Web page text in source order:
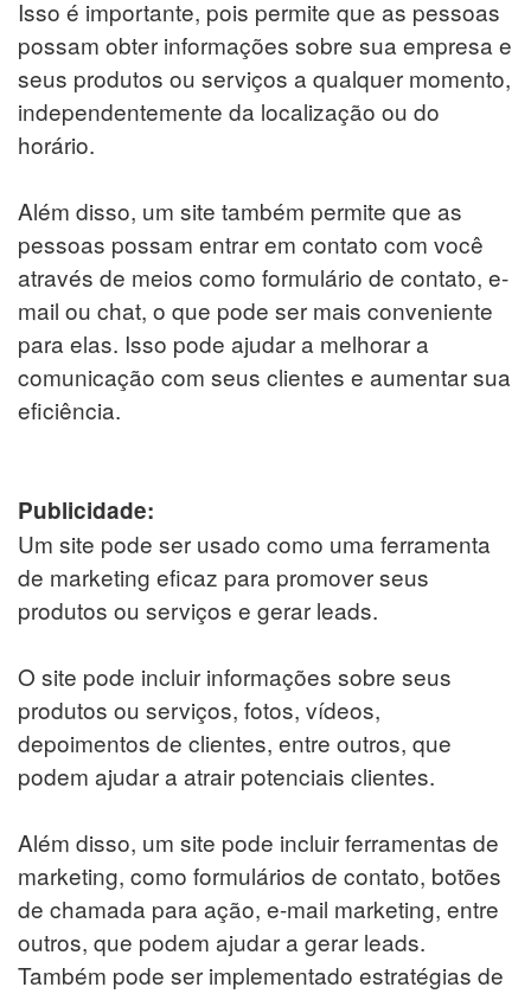
Isso é importante, pois permite que as pessoas
possam obter informações sobre sua empresa e
seus produtos ou serviços a qualquer momento,
independentemente da localização ou do
horário.
Além disso, um site também permite que as
pessoas possam entrar em contato com você
através de meios como formulário de contato, e-
mail ou chat, o que pode ser mais conveniente
para elas. Isso pode ajudar a melhorar a
comunicação com seus clientes e aumentar sua
eficiência.
Publicidade:
Um site pode ser usado como uma ferramenta
de marketing eficaz para promover seus
produtos ou serviços e gerar leads.
O site pode incluir informações sobre seus
produtos ou serviços, fotos, vídeos,
depoimentos de clientes, entre outros, que
podem ajudar a atrair potenciais clientes.
Além disso, um site pode incluir ferramentas de
marketing, como formulários de contato, botões
de chamada para ação, e-mail marketing, entre
outros, que podem ajudar a gerar leads.
Também pode ser implementado estratégias de